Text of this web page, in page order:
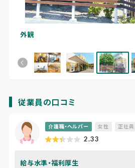
外観
従業員の口コミ
介護職・ヘルパー 女性 正社員
2.33
給与水準・福利厚生